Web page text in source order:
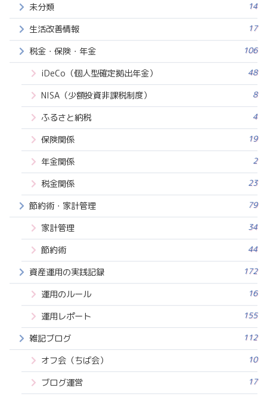
未分類 14
生活改善情報 17
税金・保険・年金 106
iDeCo（個人型確定拠出年金） 48
NISA（少額投資非課税制度） 8
ふるさと納税 4
保険関係 19
年金関係 2
税金関係 23
節約術・家計管理 79
家計管理 34
節約術 44
資産運用の実践記録 172
運用のルール 16
運用レポート 155
雑記ブログ 112
オフ会（ちば会） 10
ブログ運営 17